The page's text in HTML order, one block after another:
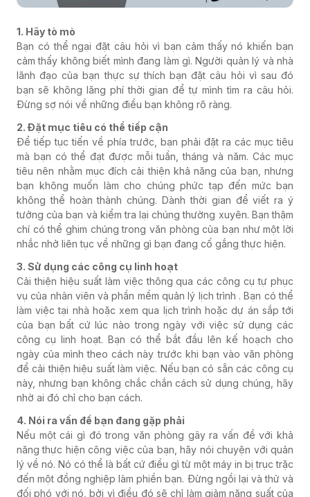
1. Hãy tò mò
Bạn có thể ngại đặt câu hỏi vì bạn cảm thấy nó khiến bạn
cảm thấy không biết mình đang làm gì. Người quản lý và nhà
lãnh đạo của bạn thực sự thích bạn đặt câu hỏi vì sau đó
bạn sẽ không lãng phí thời gian để tự mình tìm ra câu hỏi.
Đừng sợ nói về những điều bạn không rõ ràng.
2. Đặt mục tiêu có thể tiếp cận
Để tiếp tục tiến về phía trước, bạn phải đặt ra các mục tiêu
mà bạn có thể đạt được mỗi tuần, tháng và năm. Các mục
tiêu nên nhằm mục đích cải thiện khả năng của bạn, nhưng
bạn không muốn làm cho chúng phức tạp đến mức bạn
không thể hoàn thành chúng. Dành thời gian để viết ra ý
tưởng của bạn và kiểm tra lại chúng thường xuyên. Bạn thậm
chí có thể ghim chúng trong văn phòng của bạn như một lời
nhắc nhở liên tục về những gì bạn đang cố gắng thực hiện.
3. Sử dụng các công cụ linh hoạt
Cải thiện hiệu suất làm việc thông qua các công cụ tự phục
vụ của nhân viên và phần mềm quản lý lịch trình . Bạn có thể
làm việc tại nhà hoặc xem qua lịch trình hoặc dự án sắp tới
của bạn bất cứ lúc nào trong ngày với việc sử dụng các
công cụ linh hoạt. Bạn có thể bắt đầu lên kế hoạch cho
ngày của mình theo cách này trước khi bạn vào văn phòng
để cải thiện hiệu suất làm việc. Nếu bạn có sẵn các công cụ
này, nhưng bạn không chắc chắn cách sử dụng chúng, hãy
nhờ ai đó chỉ cho bạn cách.
4. Nói ra vấn đề bạn đang gặp phải
Nếu một cái gì đó trong văn phòng gây ra vấn đề với khả
năng thực hiện công việc của bạn, hãy nói chuyện với quản
lý về nó. Nó có thể là bất cứ điều gì từ một máy in bị trục trặc
đến một đồng nghiệp làm phiền bạn. Đừng ngồi lại và thử và
đối phó với nó, bởi vì điều đó sẽ chỉ làm giảm năng suất của